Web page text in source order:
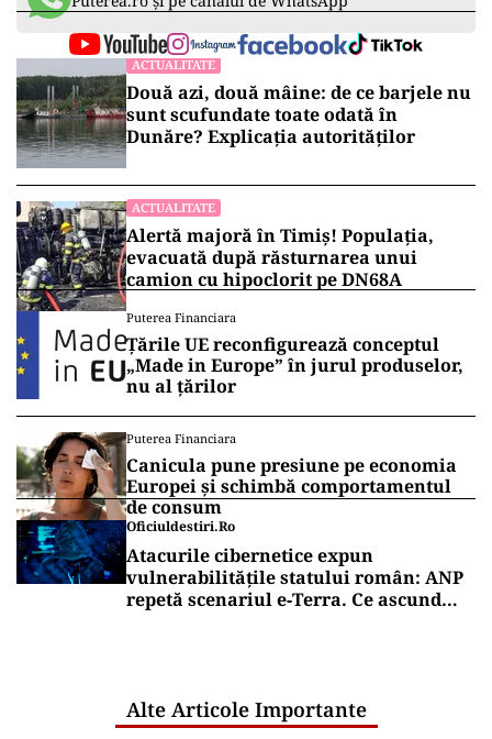
ACTUALITATE
Două azi, două mâine: de ce barjele nu
sunt scufundate toate odată în
Dunăre? Explicația autorităților
ACTUALITATE
Alertă majoră în Timiș! Populația,
evacuată după răsturnarea unui
camion cu hipoclorit pe DN68A
Puterea Financiara
Țările UE reconfigurează conceptul
„Made in Europe” în jurul produselor,
nu al țărilor
Puterea Financiara
Canicula pune presiune pe economia
Europei și schimbă comportamentul
de consum
Oficiuldestiri.ro
Atacurile cibernetice expun
vulnerabilitățile statului român: ANP
repetă scenariul e‑Terra. Ce ascund
Alte Articole Importante